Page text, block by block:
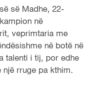
së Madhe, 22-
në
veprimtaria me
në botë në
talenti i tij, por edhe
një rruge pa kthim.